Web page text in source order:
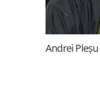
Andrei Pleșu